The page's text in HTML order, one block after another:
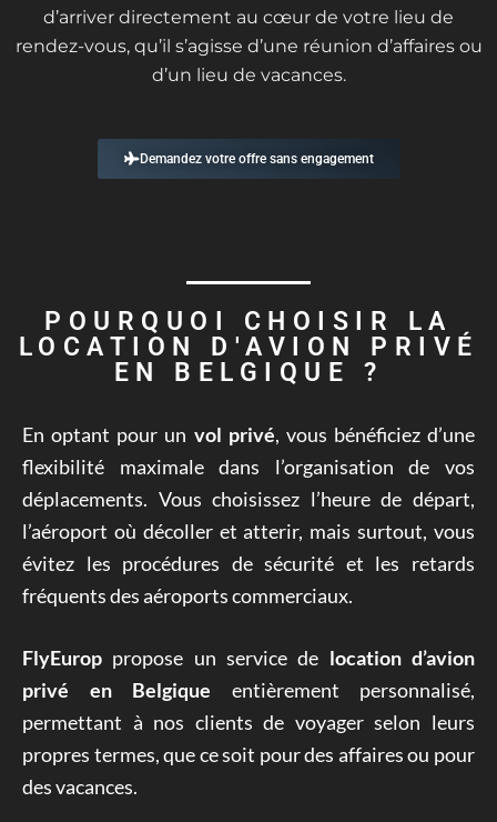
d’arriver directement au cœur de votre lieu de
rendez-vous, qu’il s’agisse d’une réunion d’affaires ou
d’un lieu de vacances.
Demandez votre offre sans engagement
POURQUOI CHOISIR LA
LOCATION D'AVION PRIVÉ
EN BELGIQUE ?
En optant pour un vol privé, vous bénéficiez d’une
flexibilité maximale dans l’organisation de vos
déplacements. Vous choisissez l’heure de départ,
l’aéroport où décoller et atterir, mais surtout, vous
évitez les procédures de sécurité et les retards
fréquents des aéroports commerciaux.
FlyEurop propose un service de location d’avion
privé en Belgique entièrement personnalisé,
permettant à nos clients de voyager selon leurs
propres termes, que ce soit pour des affaires ou pour
des vacances.